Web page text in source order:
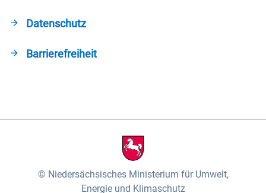
Datenschutz
Barrierefreiheit
Niedersächsisches Ministerium für Umwelt,
Energie und Klimaschutz